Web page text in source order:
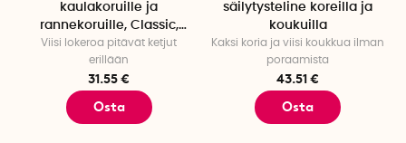
kaulakoruille ja
rannekoruille, Classic,
Stackers
Viisi lokeroa pitävät ketjut
erillään
31.55 €
Osta
säilytysteline koreilla ja
koukuilla
Kaksi koria ja viisi koukkua ilman
poraamista
43.51 €
Osta